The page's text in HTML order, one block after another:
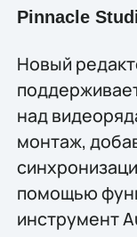
Pinnacle
Новый
над
монтаж,
помощью
инструмент